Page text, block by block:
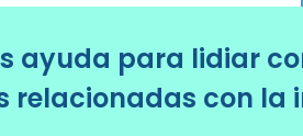
ayuda para lidiar
relacionadas con la